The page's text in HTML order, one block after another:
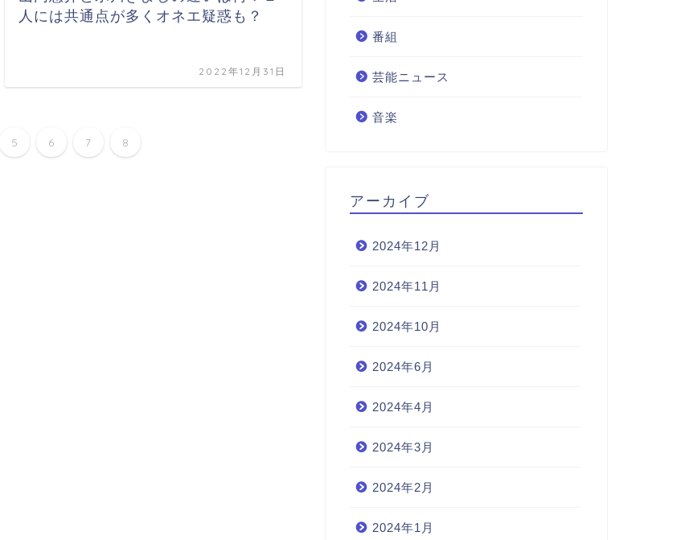
人には共通点が多くオネエ疑惑も？
2022年12月31日
5 6 7 8
番組
芸能ニュース
音楽
アーカイブ
2024年12月
2024年11月
2024年10月
2024年6月
2024年4月
2024年3月
2024年2月
2024年1月